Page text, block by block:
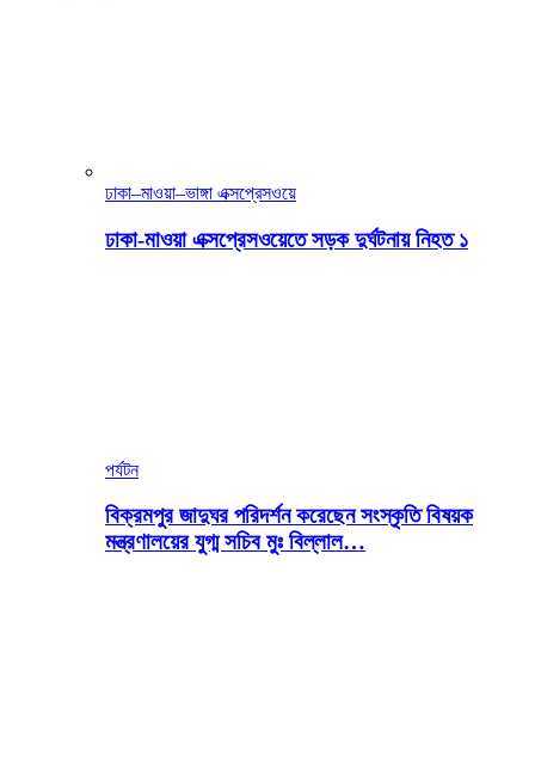
ঢাকা–মাওয়া–ভাঙ্গা এক্সপ্রেসওয়ে
ঢাকা-মাওয়া এক্সপ্রেসওয়েতে সড়ক দুর্ঘটনায় নিহত ১
পর্যটন
বিক্রমপুর জাদুঘর পরিদর্শন করেছেন সংস্কৃতি বিষয়ক
মন্ত্রণালয়ের যুগ্ম সচিব মুঃ বিল্লাল…